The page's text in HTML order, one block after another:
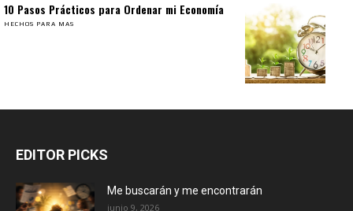
10 Pasos Prácticos para Ordenar mi Economía
HECHOS PARA MAS
EDITOR PICKS
Me buscarán y me encontrarán
junio 9, 2026